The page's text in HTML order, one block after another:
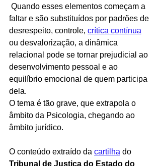
Quando esses elementos começam a
faltar e são substituídos por padrões de
desrespeito, controle, crítica contínua
ou desvalorização, a dinâmica
relacional pode se tornar prejudicial ao
desenvolvimento pessoal e ao
equilíbrio emocional de quem participa
dela.
O tema é tão grave, que extrapola o
âmbito da Psicologia, chegando ao
âmbito jurídico.
O conteúdo extraído da cartilha do
Tribunal de Justiça do Estado do